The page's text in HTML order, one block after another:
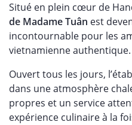
Situé en plein cœur de
de Madame Tuân est
incontournable pour les
vietnamienne authentique.
Ouvert tous les jours,
dans une atmosphère
propres et un service
expérience culinaire à la